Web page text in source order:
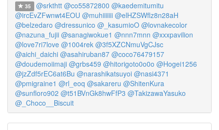
35 @srkthtt @co55872800 @kaedemitumitu
@ircEvZFwnwt4EOU @muhiiiiiii @elHZSWflz8n28aH
@belzedaro @dressunico @_kasumioO @lovnakecolor
@nazuna_fujii @sanagiwokue1 @nnn7mnn @xxxpavilion
@love7ri7love @1004rek @3f5XZCNmuVgCJsc
@aichi_daichi @asahiruban87 @coco76479157
@doudemoiimaji @grbs459 @hitorigoto0o0o @Hogei1256
@jzZdf5rEC6at6Bu @narashikatsuyoi @nasi4371
@pmigraine1 @rl_eoq @sakareru @ShitenKura
@sunfloro902 @t51BVnGk8hwFfP3 @TakizawaYasuko
@_Choco__Biscuit